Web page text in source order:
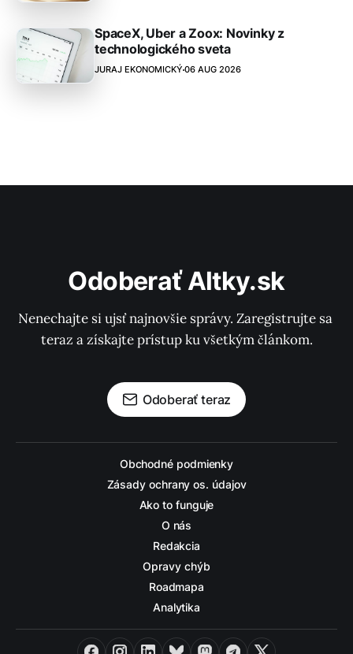
SpaceX, Uber a Zoox: Novinky z
technologického sveta
JURAJ EKONOMICKÝ 06 AUG 2026
Odoberať Altky.sk
Nenechajte si ujsť najnovšie správy. Zaregistrujte sa
teraz a získajte prístup ku všetkým článkom.
Odoberať teraz
Obchodné podmienky
Zásady ochrany os. údajov
Ako to funguje
O nás
Redakcia
Opravy chýb
Roadmapa
Analytika